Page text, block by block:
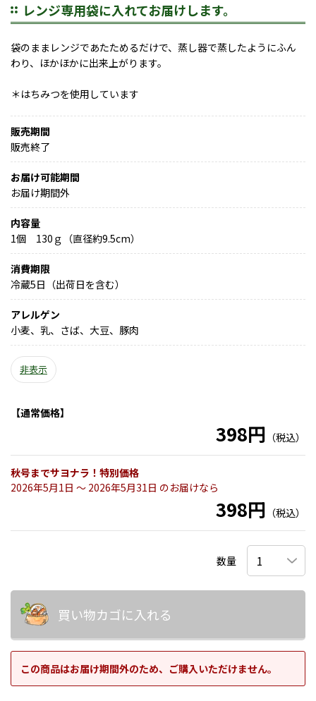
レンジ専用袋に入れてお届けします。
袋のままレンジであたためるだけで、蒸し器で蒸したようにふん
わり、ほかほかに出来上がります。
＊はちみつを使用しています
販売期間
販売終了
お届け可能期間
お届け期間外
内容量
1個 130ｇ（直径約9.5cm）
消費期限
冷蔵5日（出荷日を含む）
アレルゲン
小麦、乳、さば、大豆、豚肉
非表示
【通常価格】
398円 （税込）
秋号までサヨナラ！特別価格
2026年5月1日 〜 2026年5月31日 のお届けなら
398円 （税込）
数量
買い物カゴに入れる
この商品はお届け期間外のため、ご購入いただけません。